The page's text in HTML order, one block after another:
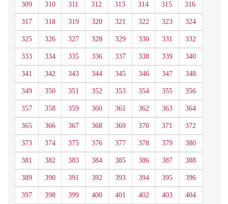
309 310 311 312 313 314 315 316
317 318 319 320 321 322 323 324
325 326 327 328 329 330 331 332
333 334 335 336 337 338 339 340
341 342 343 344 345 346 347 348
349 350 351 352 353 354 355 356
357 358 359 360 361 362 363 364
365 366 367 368 369 370 371 372
373 374 375 376 377 378 379 380
381 382 383 384 385 386 387 388
389 390 391 392 393 394 395 396
397 398 399 400 401 402 403 404